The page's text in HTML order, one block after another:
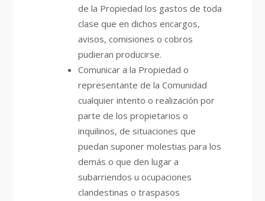
de la Propiedad los gastos de toda
clase que en dichos encargos,
avisos, comisiones o cobros
pudieran producirse.
Comunicar a la Propiedad o
representante de la Comunidad
cualquier intento o realización por
parte de los propietarios o
inquilinos, de situaciones que
puedan suponer molestias para los
demás o que den lugar a
subarriendos u ocupaciones
clandestinas o traspasos